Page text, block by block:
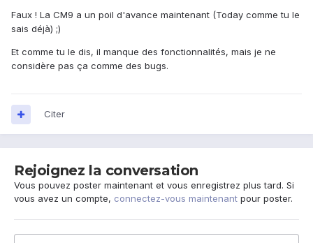
Faux ! La CM9 a un poil d'avance maintenant (Today comme tu le
sais déjà) ;)
Et comme tu le dis, il manque des fonctionnalités, mais je ne
considère pas ça comme des bugs.
Citer
Rejoignez la conversation
Vous pouvez poster maintenant et vous enregistrez plus tard. Si
vous avez un compte, connectez-vous maintenant pour poster.